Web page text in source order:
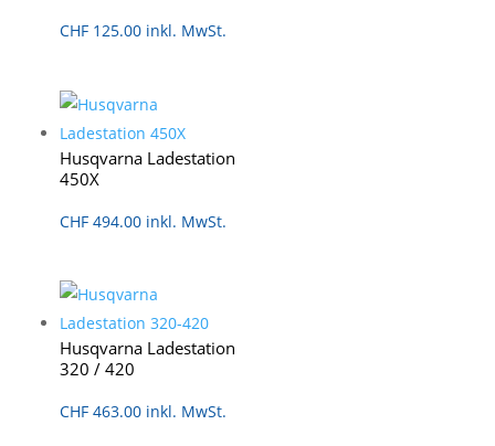
CHF 125.00 inkl. MwSt.
Husqvarna Ladestation
450X
CHF 494.00 inkl. MwSt.
Husqvarna Ladestation
320 / 420
CHF 463.00 inkl. MwSt.